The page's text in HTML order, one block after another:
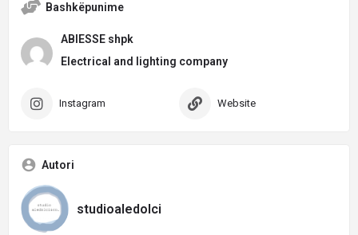
Bashkëpunime
ABIESSE shpk
Electrical and lighting company
Instagram Website
Autori
studioaledolci